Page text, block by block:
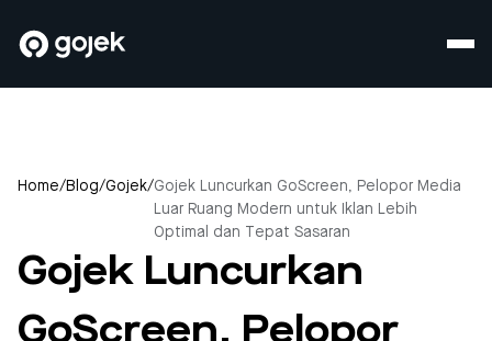
Home/Blog/Gojek/Gojek Luncurkan GoScreen, Pelopor Media
Luar Ruang Modern untuk Iklan Lebih
Optimal dan Tepat Sasaran
Gojek Luncurkan